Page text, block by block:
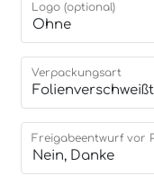
Logo (optional)
Verpackungsart
Freigabeentwurf vor